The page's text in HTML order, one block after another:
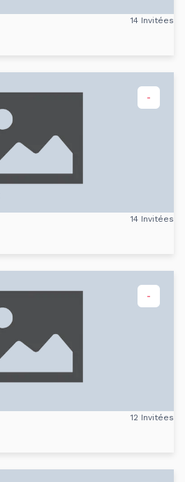
14 Invitées
-
14 Invitées
-
12 Invitées